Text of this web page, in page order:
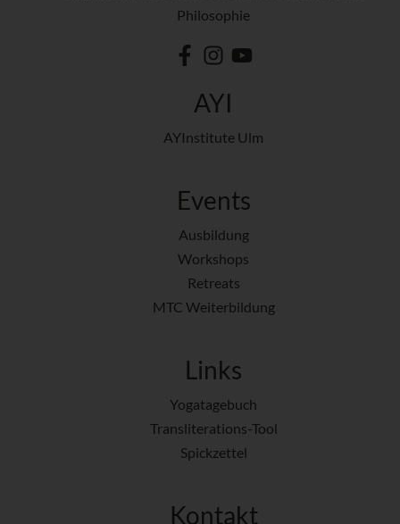
Philosophie
AYI
AYInstitute Ulm
Events
Ausbildung
Workshops
Retreats
MTC Weiterbildung
Links
Yogatagebuch
Transliterations-Tool
Spickzettel
Kontakt